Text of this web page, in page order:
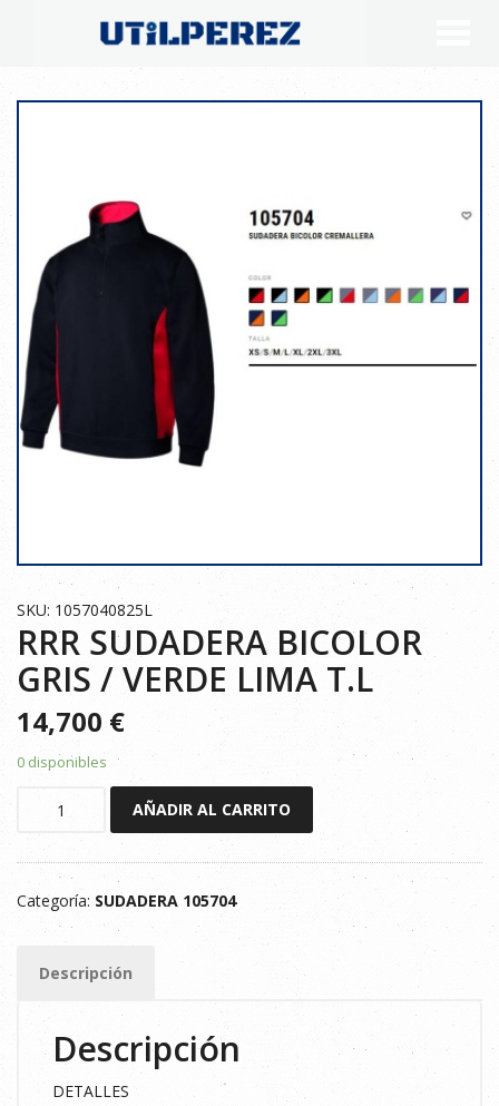
SKU: 1057040825L
RRR SUDADERA BICOLOR
GRIS / VERDE LIMA T.L
14,700 €
0 disponibles
BICOLOR
/
VERDE
AÑADIR AL CARRITO
Categoría: SUDADERA 105704
Descripción
Descripción
DETALLES